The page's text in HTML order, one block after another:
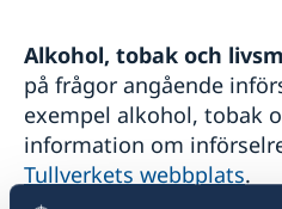
Alkohol, tobak och
på frågor angående
exempel alkohol, tobak
information om
Tullverkets webbplats.